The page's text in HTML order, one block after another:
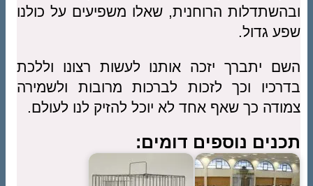
ובהשתדלות הרוחנית, שאלו משפיעים על כולנו
שפע גדול.
השם יתברך יזכה אותנו לעשות רצונו וללכת
בדרכיו וכך לזכות לברכות מרובות ולשמירה
צמודה כך שאף אחד לא יוכל להזיק לנו לעולם.
תכנים נוספים דומים: